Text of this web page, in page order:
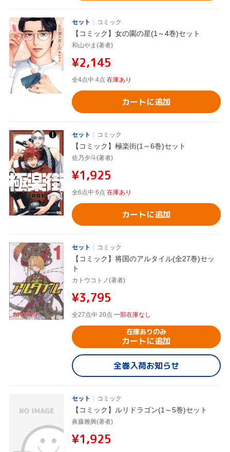
セット コミック
【コミック】女の園の星(1～4巻)セット
和山やま(著者)
¥2,145
全4点中 4点 在庫あり
カートに追加
セット コミック
【コミック】極楽街(1～6巻)セット
佐乃夕斗(著者)
¥1,925
全6点中 6点 在庫あり
カートに追加
セット コミック
【コミック】将国のアルタイル(全27巻)セッ
ト
カトウコトノ(著者)
¥3,795
全27点中 20点 一部在庫なし
在庫ありのみ
カートに追加
全巻入荷お知らせ
セット コミック
【コミック】ルリドラゴン(1～5巻)セット
眞藤雅興(著者)
¥1,925